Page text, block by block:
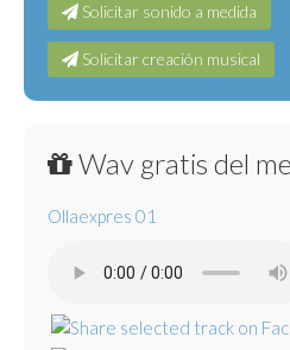
Solicitar sonido a medida
Solicitar creación musical
Wav gratis del
Ollaexpres 01